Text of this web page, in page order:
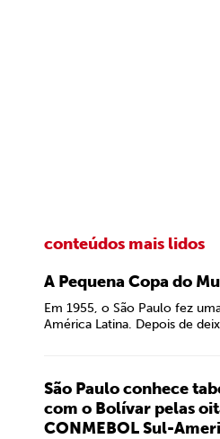
conteúdos mais lidos
A Pequena Copa do
Em 1955, o São Paulo fez
América Latina. Depois de
São Paulo conhece
com o Bolívar pelas
CONMEBOL Sul-